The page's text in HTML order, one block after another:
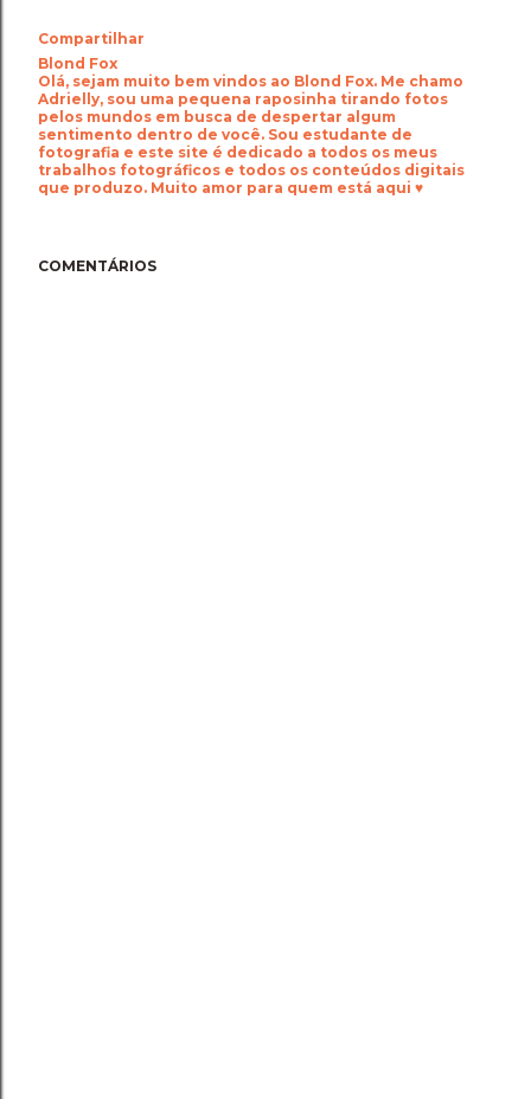
Compartilhar
Blond Fox
Olá, sejam muito bem vindos ao Blond Fox. Me chamo
Adrielly, sou uma pequena raposinha tirando fotos
pelos mundos em busca de despertar algum
sentimento dentro de você. Sou estudante de
fotografia e este site é dedicado a todos os meus
trabalhos fotográficos e todos os conteúdos digitais
que produzo. Muito amor para quem está aqui ♥
COMENTÁRIOS